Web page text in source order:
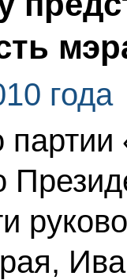
года